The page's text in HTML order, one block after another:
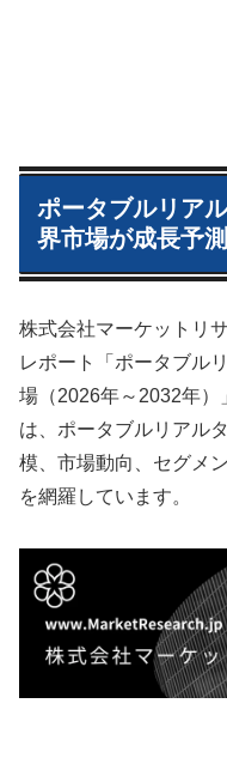
ポータブルリア
界市場が成長予測
株式会社マーケットリ
レポート「ポータブル
場（2026年～2032年）
は、ポータブルリアル
模、市場動向、セグメ
を網羅しています。